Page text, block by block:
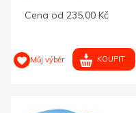
Cena od 235,00 Kč
Můj výběr KOUPIT